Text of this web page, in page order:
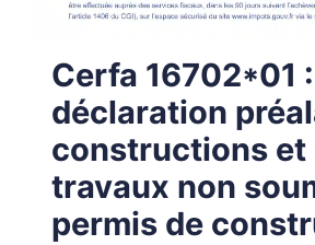
Cerfa 16702*01 :
déclaration
constructions et
travaux non
permis de